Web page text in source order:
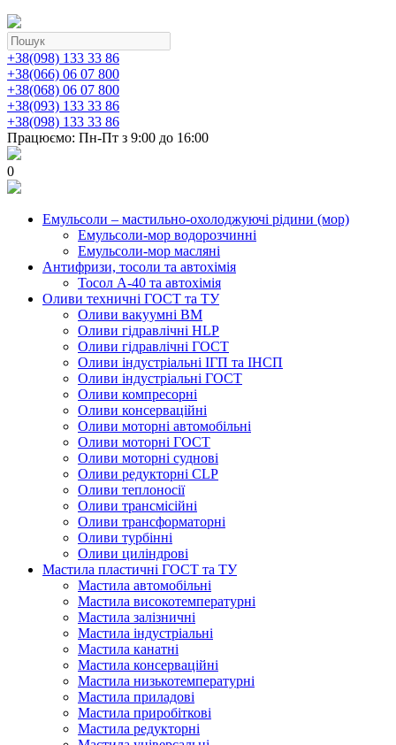
+38(098) 133 33 86
+38(066) 06 07 800
+38(068) 06 07 800
+38(093) 133 33 86
+38(098) 133 33 86
Працюємо: Пн-Пт з 9:00 до 16:00
0
Емульсоли – мастильно-охолоджуючі рідини (мор)
Емульсоли-мор водорозчинні
Емульсоли-мор масляні
Антифризи, тосоли та автохімія
Тосол А-40 та автохімія
Оливи техничні ГОСТ та ТУ
Оливи вакуумні ВМ
Оливи гідравлічні HLP
Оливи гідравлічні ГОСТ
Оливи індустріальні ІГП та ІНСП
Оливи індустріальні ГОСТ
Оливи компресорні
Оливи консерваційні
Оливи моторні автомобільні
Оливи моторні ГОСТ
Оливи моторні суднові
Оливи редукторні CLP
Оливи теплоносії
Оливи трансмісійні
Оливи трансформаторні
Оливи турбінні
Оливи циліндрові
Мастила пластичні ГОСТ та ТУ
Мастила автомобільні
Мастила високотемпературні
Мастила залізничні
Мастила індустріальні
Мастила канатні
Мастила консерваційні
Мастила низькотемпературні
Мастила приладові
Мастила приробіткові
Мастила редукторні